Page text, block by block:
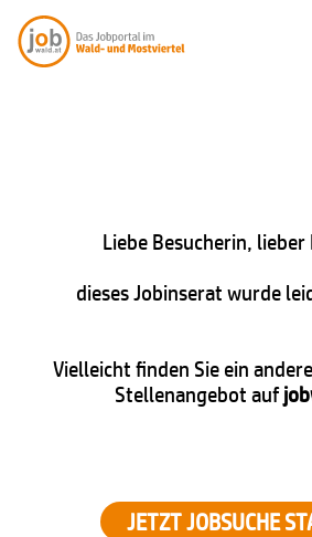
Liebe Besucherin, lieber
dieses Jobinserat wurde
Vielleicht finden Sie ein
Stellenangebot auf
JETZT JOBSUCHE